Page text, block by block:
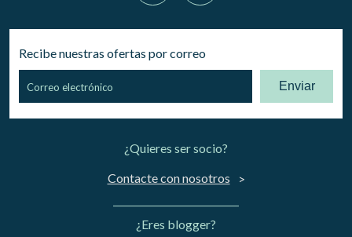
Recibe nuestras ofertas por correo
Enviar
¿Quieres ser socio?
Contacte con nosotros
¿Eres blogger?